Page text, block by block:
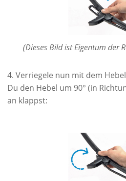
(Dieses Bild ist Eigentum der
Verriegele nun mit dem
Du den Hebel um 90° (in
an klappst: